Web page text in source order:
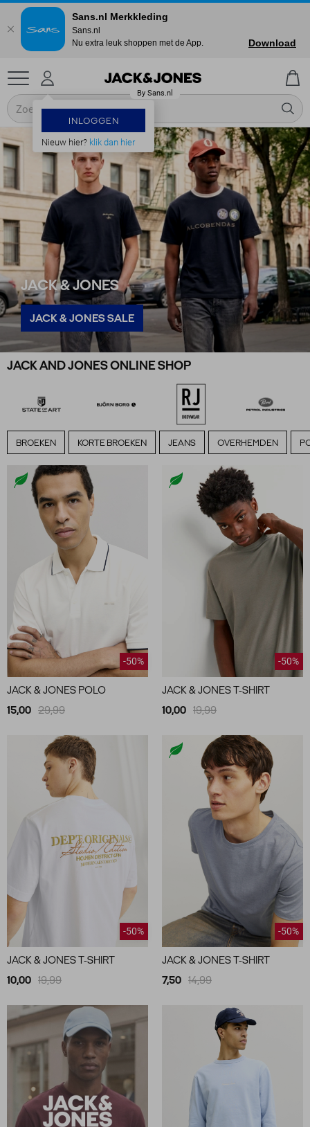
INLOGGEN
Nieuw hier? klik dan hier
JACK & JONES
JACK & JONES SALE
JACK AND JONES ONLINE SHOP
BROEKEN KORTE BROEKEN JEANS OVERHEMDEN
-50%
JACK & JONES POLO
15,00 29,99
-50%
JACK & JONES T-SHIRT
10,00 19,99
-50%
JACK & JONES T-SHIRT
10,00 19,99
-50%
JACK & JONES T-SHIRT
7,50 14,99
Sans.nl Merkkleding
Sans.nl
Nu extra leuk shoppen met de App.
Download